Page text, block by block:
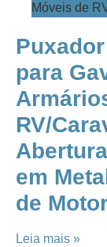
Móveis de
para
RV/
em
de
Leia mais »